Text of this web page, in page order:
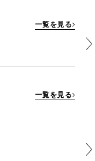
一覧を見る
一覧を見る